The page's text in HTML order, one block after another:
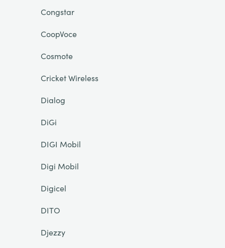
Congstar
CoopVoce
Cosmote
Cricket Wireless
Dialog
DiGi
DIGI Mobil
Digi Mobil
Digicel
DITO
Djezzy